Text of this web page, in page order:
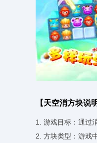
【天空消方块说明
1. 游戏目标：通过
2. 方块类型：游戏